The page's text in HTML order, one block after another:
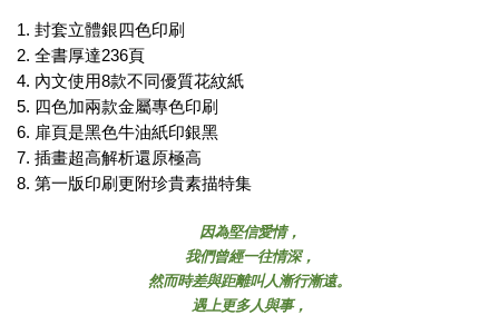
1. 封套立體銀四色印刷
2. 全書厚達236頁
4. 內文使用8款不同優質花紋紙
5. 四色加兩款金屬專色印刷
6. 扉頁是黑色牛油紙印銀黑
7. 插畫超高解析還原極高
8. 第一版印刷更附珍貴素描特集
因為堅信愛情，
我們曾經一往情深，
然而時差與距離叫人漸行漸遠。
遇上更多人與事，